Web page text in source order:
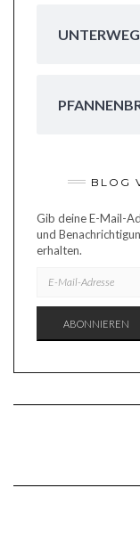
BLOG
Gib deine E-Mail-
und
erhalten.
MAIL-
ABONNIEREN